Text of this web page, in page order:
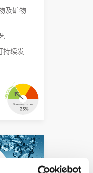
及矿物
持续发